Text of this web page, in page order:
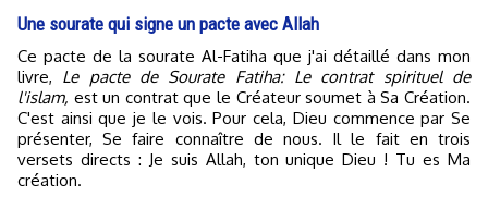
Une sourate qui signe un pacte avec Allah
Ce pacte de la sourate Al-Fatiha que j'ai détaillé dans mon
livre, Le pacte de Sourate Fatiha: Le contrat spirituel de
l'islam, est un contrat que le Créateur soumet à Sa Création.
C'est ainsi que je le vois. Pour cela, Dieu commence par Se
présenter, Se faire connaître de nous. Il le fait en trois
versets directs : Je suis Allah, ton unique Dieu ! Tu es Ma
création.